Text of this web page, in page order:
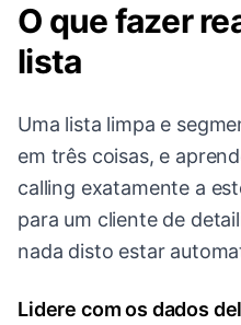
O que fazer
lista
Uma lista limpa e
em três coisas, e
calling exatamente a
para um cliente de
nada disto estar
Lidere com os dados